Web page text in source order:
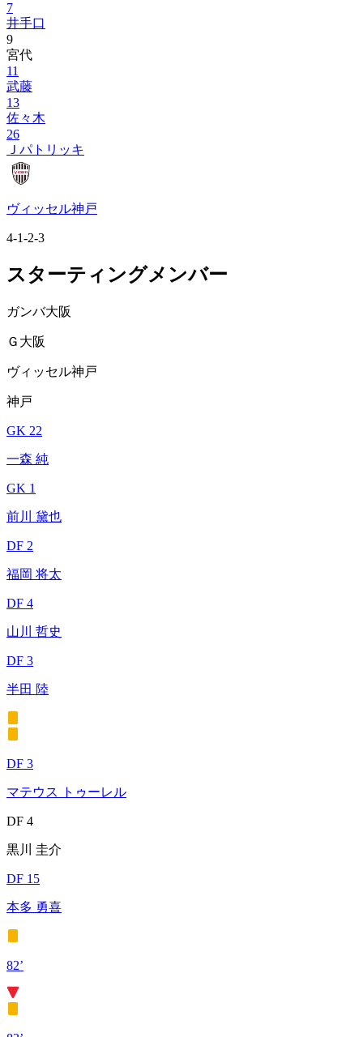
7
井手口
9
宮代
11
武藤
13
佐々木
26
Ｊパトリッキ
ヴィッセル神戸
4-1-2-3
スターティングメンバー
ガンバ大阪
Ｇ大阪
ヴィッセル神戸
神戸
GK 22
一森 純
GK 1
前川 黛也
DF 2
福岡 将太
DF 4
山川 哲史
DF 3
半田 陸
DF 3
マテウス トゥーレル
DF 4
黒川 圭介
DF 15
本多 勇喜
82’